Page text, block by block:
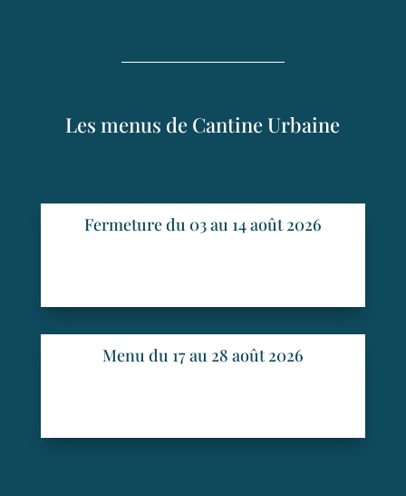
Les menus de Cantine Urbaine
Fermeture du 03 au 14 août 2026
Menu du 17 au 28 août 2026